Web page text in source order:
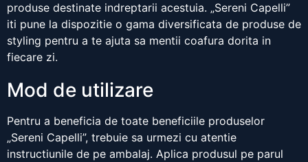
produse destinate indreptarii acestuia. „Sereni Capelli”
iti pune la dispozitie o gama diversificata de produse de
styling pentru a te ajuta sa mentii coafura dorita in
fiecare zi.
Mod de utilizare
Pentru a beneficia de toate beneficiile produselor
„Sereni Capelli”, trebuie sa urmezi cu atentie
instructiunile de pe ambalaj. Aplica produsul pe parul